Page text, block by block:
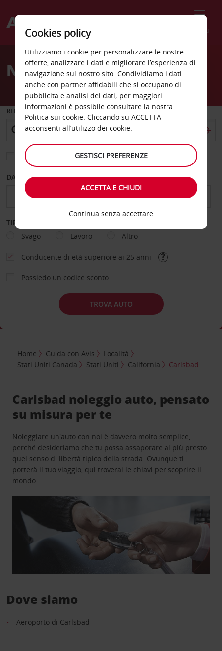
Menù
Welcome
AvisNoleggio auto Carlsbad
RITIRO DA
Scegli una località di riconsegna diversa
DAL GIORNO AL GIORNO
TIPOLOGIA DI NOLEGGIO
Svago
Lavoro Altro
Conducente di età superiore ai 25 anni
Possiedo un codice sconto
TROVA AUTO
Home Guida con Avis
Località
Stati Uniti Canada
Stati Uniti California Carlsbad
Carlsbad noleggio auto, pensato
su misura per te
Noleggiare un'auto con noi è davvero molto semplice,
perché desideriamo che tu possa assaporare al più presto
quel senso di libertà tipico della strada. Ovunque ti
porterà il tuo viaggio, qui troverai le chiavi per scoprire il
mondo.
Dove siamo
Aeroporto di Carlsbad
Cookies policy
Utilizziamo i cookie per personalizzare le nostre
offerte, analizzare i dati e migliorare l’esperienza di
navigazione sul nostro sito. Condividiamo i dati
anche con partner affidabili che si occupano di
pubblicità e analisi dei dati; per maggiori
informazioni è possibile consultare la nostra
Politica sui cookie. Cliccando su ACCETTA
acconsenti all’utilizzo dei cookie.
GESTISCI PREFERENZE
ACCETTA E CHIUDI
Continua senza accettare